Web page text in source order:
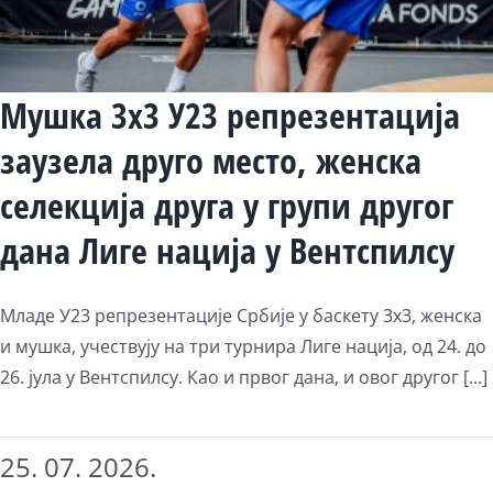
Мушка 3х3 У23 репрезентација
заузела друго место, женска
селекција друга у групи другог
дана Лиге нација у Вентспилсу
Младе У23 репрезентације Србије у баскету 3х3, женска
и мушка, учествују на три турнира Лиге нација, од 24. до
26. јула у Вентспилсу. Као и првог дана, и овог другог [...]
25. 07. 2026.